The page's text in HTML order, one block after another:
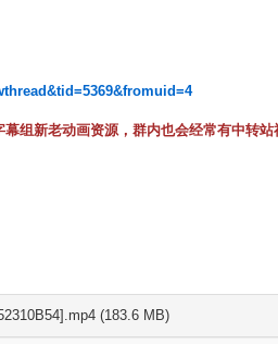
组新老动画资源，群内也会经常有中转站
(183.6 MB)